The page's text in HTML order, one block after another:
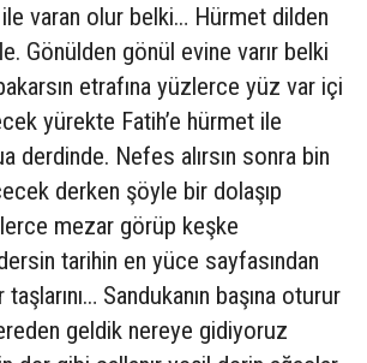
varan olur belki… Hürmet dilden
Gönülden gönül evine varır belki
etrafına yüzlerce yüz var içi
yürekte Fatih’e hürmet ile
derdinde. Nefes alırsın sonra bin
derken şöyle bir dolaşıp
mezar görüp keşke
tarihin en yüce sayfasından
taşlarını… Sandukanın başına oturur
geldik nereye gidiyoruz